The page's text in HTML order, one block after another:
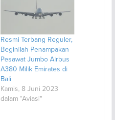
Resmi Terbang Reguler,
Beginilah Penampakan
Pesawat Jumbo Airbus
A380 Milik Emirates di
Bali
Kamis, 8 Juni 2023
dalam "Aviasi"